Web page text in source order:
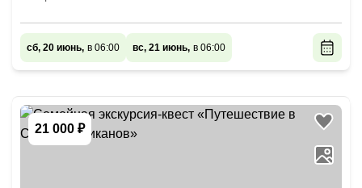
сб, 20 июнь, в 06:00 вс, 21 июнь, в 06:00
21 000 ₽